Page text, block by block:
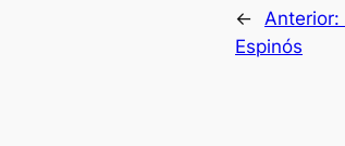
← Anterior:
Espinós